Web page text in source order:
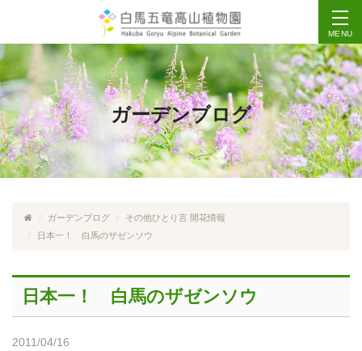
MENU
ガーデンブログ
ガーデンブログ その他ひとり言 開花情報
日本一！ 白馬のザゼンソウ
日本一！ 白馬のザゼンソウ
2011/04/16